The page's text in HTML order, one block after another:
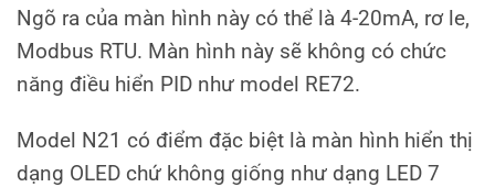
Ngõ ra của màn hình này có thể là 4-20mA, rơ le,
Modbus RTU. Màn hình này sẽ không có chức
năng điều hiển PID như model RE72.
Model N21 có điểm đặc biệt là màn hình hiển thị
dạng OLED chứ không giống như dạng LED 7